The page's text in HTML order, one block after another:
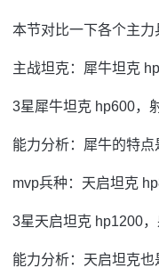
本节对比一下各个主力
主战坦克：犀牛坦克
3星犀牛坦克 hp600，
能力分析：犀牛的特
mvp兵种：天启坦克
3星天启坦克 hp1200
能力分析：天启坦克